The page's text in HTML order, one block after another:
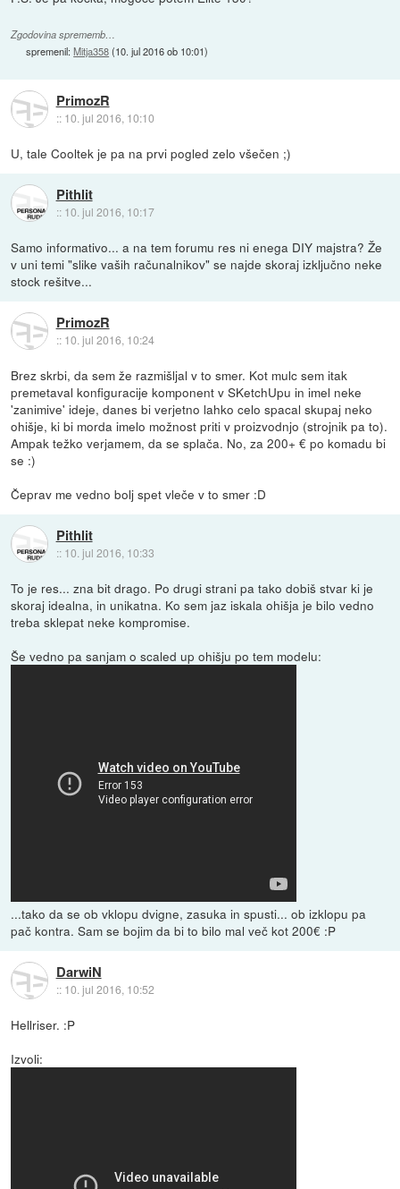
Zgodovina sprememb…
spremenil:Mitja358(10. jul 2016 ob 10:01)
PrimozR
:: 10. jul 2016, 10:10
U, tale Cooltek je pa na prvi pogled zelo všečen ;)
Pithlit
:: 10. jul 2016, 10:17
Samo informativo... a na tem forumu res ni enega DIY majstra? Že
v uni temi "slike vaših računalnikov" se najde skoraj izključno neke
stock rešitve...
PrimozR
:: 10. jul 2016, 10:24
Brez skrbi, da sem že razmišljal v to smer. Kot mulc sem itak
premetaval konfiguracije komponent v SKetchUpu in imel neke
'zanimive' ideje, danes bi verjetno lahko celo spacal skupaj neko
ohišje, ki bi morda imelo možnost priti v proizvodnjo (strojnik pa to).
Ampak težko verjamem, da se splača. No, za 200+ € po komadu bi
se :)
Čeprav me vedno bolj spet vleče v to smer :D
Pithlit
:: 10. jul 2016, 10:33
To je res... zna bit drago. Po drugi strani pa tako dobiš stvar ki je
skoraj idealna, in unikatna. Ko sem jaz iskala ohišja je bilo vedno
treba sklepat neke kompromise.
Še vedno pa sanjam o scaled up ohišju po tem modelu:
...tako da se ob vklopu dvigne, zasuka in spusti... ob izklopu pa
pač kontra. Sam se bojim da bi to bilo mal več kot 200€ :P
DarwiN
:: 10. jul 2016, 10:52
Hellriser. :P
Izvoli: